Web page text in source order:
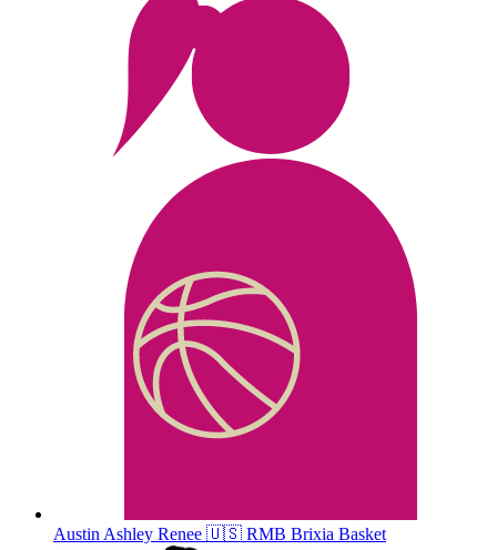
AustinAshley Renee 🇺🇸 RMB Brixia Basket